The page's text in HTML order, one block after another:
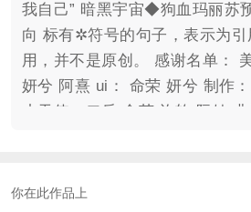
我自己” 暗黑宇宙◆狗血玛丽苏
向 标有✲符号的句子，表示为引
用，并不是原创。 感谢名单：
妍兮 阿熹 ui： 命荣 妍兮 制作
小天使：二斤 命荣 许软 阮妹
你在此作品上